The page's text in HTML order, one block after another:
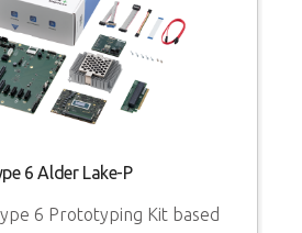
6 Alder Lake-P
6 Prototyping Kit based